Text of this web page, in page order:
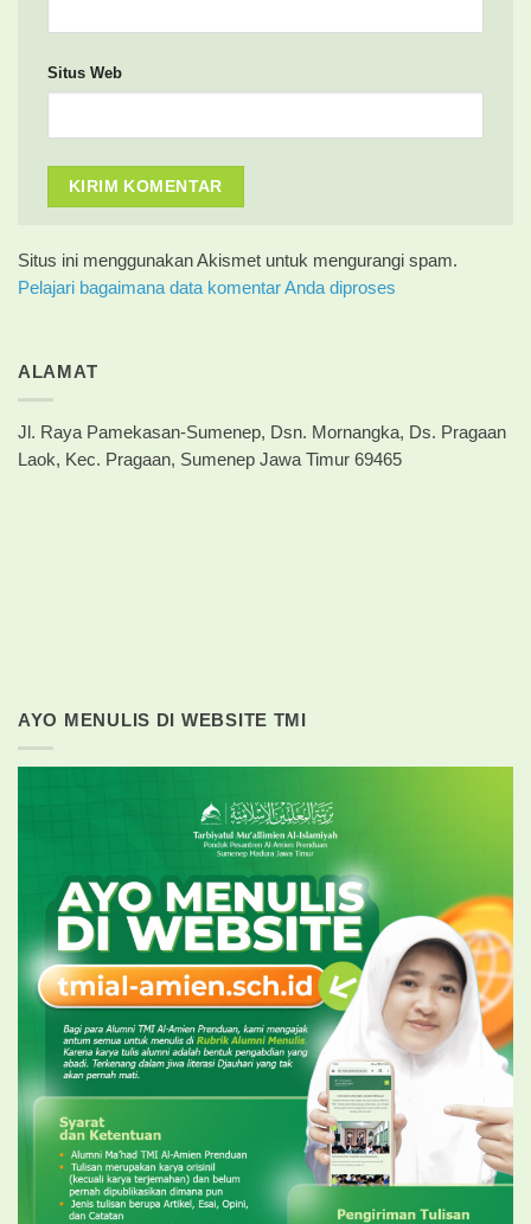
Situs Web
Situs ini menggunakan Akismet untuk mengurangi spam.
Pelajari bagaimana data komentar Anda diproses
ALAMAT
Jl. Raya Pamekasan-Sumenep, Dsn. Mornangka, Ds. Pragaan
Laok, Kec. Pragaan, Sumenep Jawa Timur 69465
AYO MENULIS DI WEBSITE TMI